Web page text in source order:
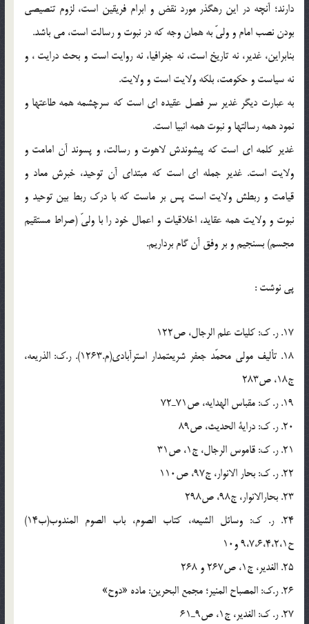
دارند؛ آنچه در اين رهگذر مورد نقض و ابرام فريقين است، لزوم تنصيصى
بودن نصب امام و ولىّ به همان وجه كه در نبوت و رسالت است، مى باشد.
بنابراين، غدير، نه تاريخ است، نه جغرافيا، نه روايت است و بحث درايت ، و
نه سياست و حكومت، بلكه ولايت است و ولايت.
به عبارت ديگر غدير سر فصل عقيده اى است كه سرچشمه همه طاعتها و
نمود همه رسالتها و نبوت همه انبيا است.
غدير كلمه اى است كه پيشوندش لاهوت و رسالت، و پسوند آن امامت و
ولايت است. غدير جمله اى است كه مبتداى آن توحيد، خبرش معاد و
قيامت و ربطش ولايت است پس بر ماست كه با درك ربط بين توحيد و
نبوت و ولايت همه عقايد، اخلاقيات و اعمال خود را با ولىّ (صراط مستقيم
مجسم) بسنجيم و بر وفق آن گام برداريم.
پی نوشت :
17. ر. ك: كليات علم الرجال، ص122
18. تأليف مولى محمّد جعفر شريعتمدار استرآبادى(م.1263). ر.ك: الذريعه،
ج18، ص283
19. ر. ك: مقباس الهدايه، ص71ـ72
20. ر. ك: دراية الحديث، ص89
21. ر. ك: قاموس الرجال، ج1، ص31
22. ر. ك: بحار الانوار، ج97، ص110
23. بحارالانوار، ج98، ص298
24. ر. ك: وسائل الشيعه، كتاب الصوم، باب الصوم المندوب(ب14)
ح9،7،6،4،2،1 و10
25. الغدير، ج1، ص267 و 268
26. ر.ك: المصباح المنير؛ مجمع البحرين: ماده «دوح»
27. ر. ك: الغدير، ج1، ص9ـ61